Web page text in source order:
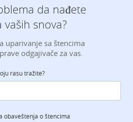
da nađete
vaših snova?
uparivanje sa štencima
odgajivače za vas.
rasu tražite?
obaveštenja o štencima